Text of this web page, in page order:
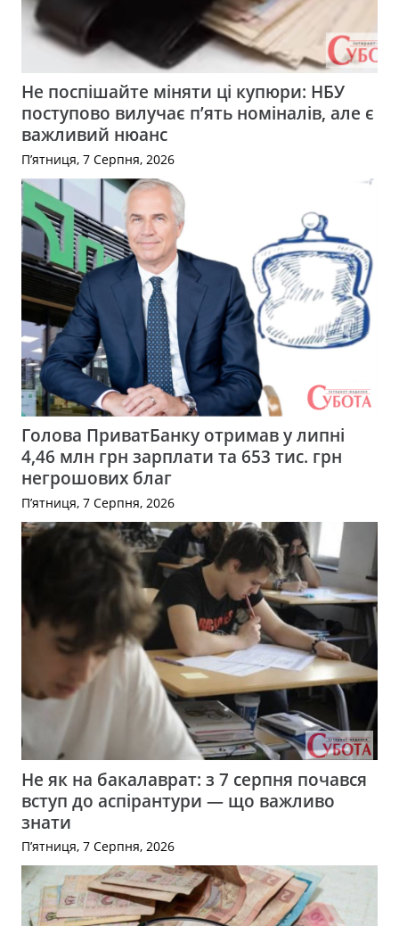
Не поспішайте міняти ці купюри: НБУ
поступово вилучає п’ять номіналів, але є
важливий нюанс
П’ятниця, 7 Серпня, 2026
Голова ПриватБанку отримав у липні
4,46 млн грн зарплати та 653 тис. грн
негрошових благ
П’ятниця, 7 Серпня, 2026
Не як на бакалаврат: з 7 серпня почався
вступ до аспірантури — що важливо
знати
П’ятниця, 7 Серпня, 2026